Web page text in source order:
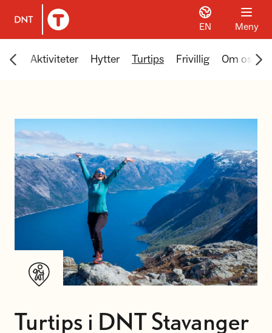
Til DNT.no forside
EN Meny
Scroll menyen mot venstre
Aktiviteter Hytter Turtips Frivillig Om oss
Turtips i DNT Stavanger